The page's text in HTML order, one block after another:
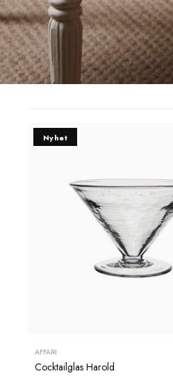
Nyhet
AFFARI
Cocktailglas Harold